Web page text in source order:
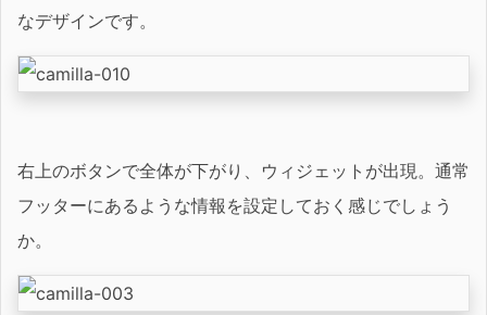
なデザインです。
右上のボタンで全体が下がり、ウィジェットが出現。通常
フッターにあるような情報を設定しておく感じでしょう
か。